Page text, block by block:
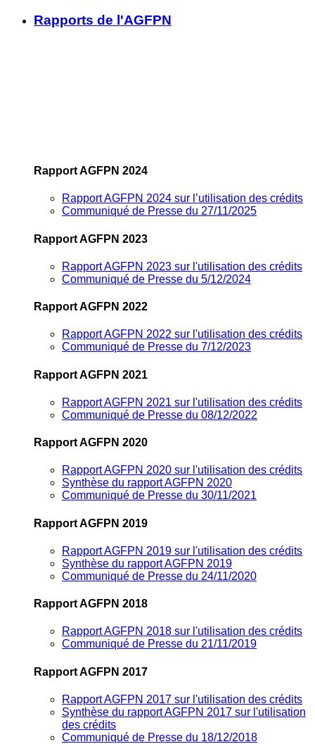
Rapports de l'AGFPN
Rapport AGFPN 2024
Rapport AGFPN 2024 sur l’utilisation des crédits
Communiqué de Presse du 27/11/2025
Rapport AGFPN 2023
Rapport AGFPN 2023 sur l'utilisation des crédits
Communiqué de Presse du 5/12/2024
Rapport AGFPN 2022
Rapport AGFPN 2022 sur l'utilisation des crédits
Communiqué de Presse du 7/12/2023
Rapport AGFPN 2021
Rapport AGFPN 2021 sur l'utilisation des crédits
Communiqué de Presse du 08/12/2022
Rapport AGFPN 2020
Rapport AGFPN 2020 sur l'utilisation des crédits
Synthèse du rapport AGFPN 2020
Communiqué de Presse du 30/11/2021
Rapport AGFPN 2019
Rapport AGFPN 2019 sur l'utilisation des crédits
Synthèse du rapport AGFPN 2019
Communiqué de Presse du 24/11/2020
Rapport AGFPN 2018
Rapport AGFPN 2018 sur l'utilisation des crédits
Communiqué de Presse du 21/11/2019
Rapport AGFPN 2017
Rapport AGFPN 2017 sur l'utilisation des crédits
Synthèse du rapport AGFPN 2017 sur l'utilisation
des crédits
Communiqué de Presse du 18/12/2018